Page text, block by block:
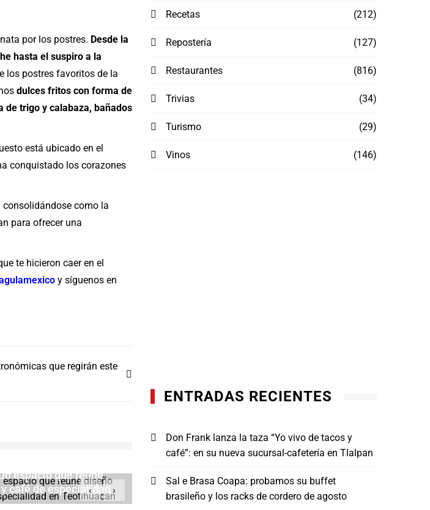
por los postres. Desde la
hasta el suspiro a la
los postres favoritos de la
dulces fritos con forma de
de trigo y calabaza, bañados
está ubicado en el
conquistado los corazones
como la
para ofrecer una
te hicieron caer en el
y síguenos en
que regirán este
espacio que reúne
café de especialidad
Fútbol, tacos y cultura: Estación Maizajo,
el mejor lugar para disfrutar el Mundial
2026
‹ ›
Recetas (212)
Repostería (127)
Restaurantes (816)
Trivias (34)
Turismo (29)
Vinos (146)
ENTRADAS RECIENTES
Don Frank lanza la taza “Yo vivo de tacos y
café”: en su nueva sucursal-cafetería en Tlalpan
Sal e Brasa Coapa: probamos su buffet
brasileño y los racks de cordero de agosto